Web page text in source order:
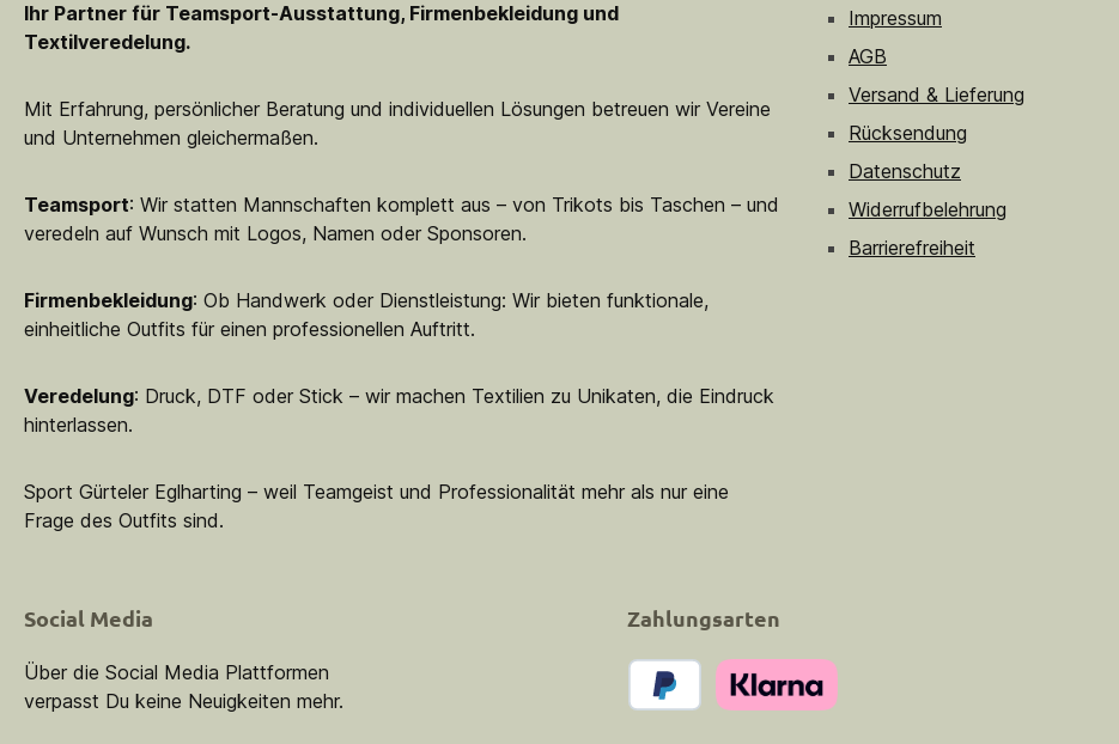
Ihr Partner für Teamsport-Ausstattung, Firmenbekleidung und
Textilveredelung.
Mit Erfahrung, persönlicher Beratung und individuellen Lösungen betreuen wir Vereine
und Unternehmen gleichermaßen.
Teamsport: Wir statten Mannschaften komplett aus – von Trikots bis Taschen – und
veredeln auf Wunsch mit Logos, Namen oder Sponsoren.
Firmenbekleidung: Ob Handwerk oder Dienstleistung: Wir bieten funktionale,
einheitliche Outfits für einen professionellen Auftritt.
Veredelung: Druck, DTF oder Stick – wir machen Textilien zu Unikaten, die Eindruck
hinterlassen.
Sport Gürteler Eglharting – weil Teamgeist und Professionalität mehr als nur eine
Frage des Outfits sind.
Impressum
AGB
Versand & Lieferung
Rücksendung
Datenschutz
Widerrufbelehrung
Barrierefreiheit
Social Media
Über die Social Media Plattformen
verpasst Du keine Neuigkeiten mehr.
Zahlungsarten